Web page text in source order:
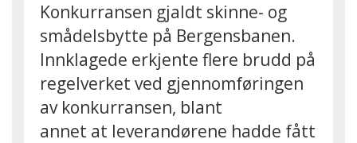
Konkurransen gjaldt skinne- og
smådelsbytte på Bergensbanen.
Innklagede erkjente flere brudd på
regelverket ved gjennomføringen
av konkurransen, blant
annet at leverandørene hadde fått